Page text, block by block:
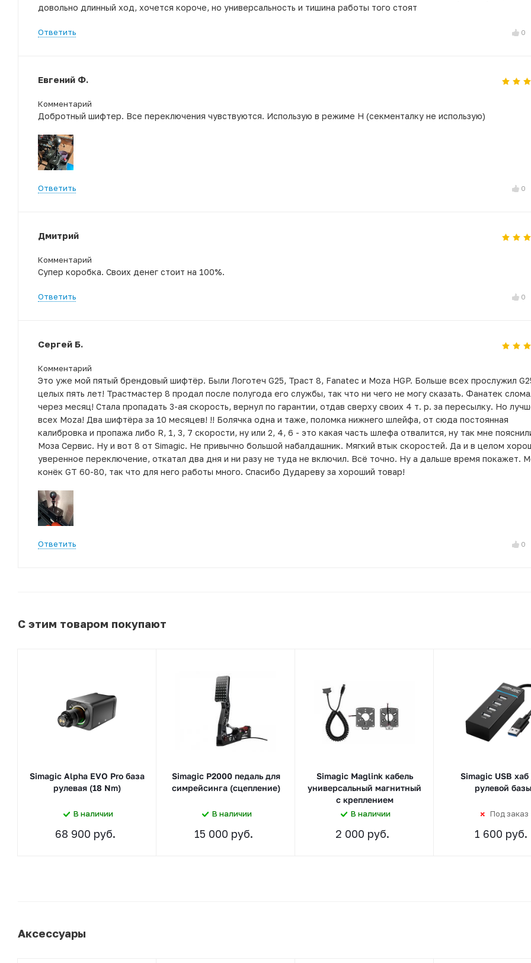
довольно длинный ход, хочется короче, но универсальность и тишина работы того стоят
Ответить 0
Евгений Ф.
Комментарий
Добротный шифтер. Все переключения чувствуются. Использую в режиме H (секменталку не использую)
Ответить 0
Дмитрий
Комментарий
Супер коробка. Своих денег стоит на 100%.
Ответить 0
Сергей Б.
Комментарий
Это уже мой пятый брендовый шифтëр. Были Логотеч G25, Траст 8, Fanatec и Moza HGP. Больше всех прослужил
целых пять лет! Трастмастер 8 продал после полугода его службы, так что ни чего не могу сказать. Фанатек
через месяц! Стала пропадать 3-ая скорость, вернул по гарантии, отдав сверху своих 4 т. р. за пересылку. Но
всех Moza! Два шифтëра за 10 месяцев! !! Болячка одна и таже, поломка нижнего шлейфа, от сюда постоянная
калибровка и пропажа либо R, 1, 3, 7 скорости, ну или 2, 4, 6 - это какая часть шлефа отвалится, ну так мне
Моза Сервис. Ну и вот 8 от Simagic. Не привычно большой набалдашник. Мягкий втык скоростей. Да и в целом
уверенное переключение, откатал два дня и ни разу не туда не включил. Всё точно. Ну а дальше время покажет.
конëк GT 60-80, так что для него работы много. Спасибо Дудареву за хороший товар!
Ответить 0
С этим товаром покупают
Simagic Alpha EVO Pro база
рулевая (18 Nm)
В наличии
68 900 руб.
Simagic P2000 педаль для
симрейсинга (сцепление)
В наличии
15 000 руб.
Simagic Maglink кабель
универсальный магнитный
с креплением
В наличии
2 000 руб.
Simagic USB хаб
рулевой базы
Под заказ
1 600 руб.
Аксессуары